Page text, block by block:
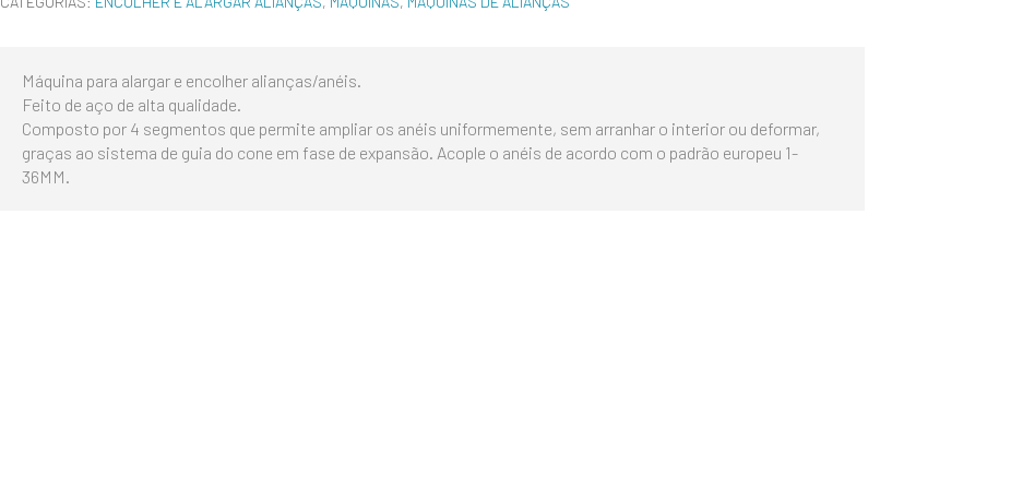
Máquina para alargar e encolher alianças/anéis.
Feito de aço de alta qualidade.
Composto por 4 segmentos que permite ampliar os anéis uniformemente, sem arranhar o interior ou deformar,
graças ao sistema de guia do cone em fase de expansão. Acople o anéis de acordo com o padrão europeu 1-
36MM.